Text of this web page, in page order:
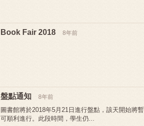
Book Fair 2018 8年前
盤點通知 8年前
圖書館將於2018年5月21日進行盤點，該天開始將
可順利進行。此段時間，學生仍...